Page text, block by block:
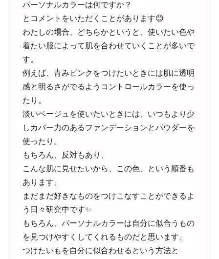
パーソナルカラーは何ですか？
とコメントをいただくことがあります😊
わたしの場合、どちらかというと、使いたい色や
着たい服によって肌を合わせていくことが多いで
す。
例えば、青みピンクをつけたいときには肌に透明
感と明るさがでるようコントロールカラーを使っ
たり。
淡いベージュを使いたいときには、いつもより少
しカバー力のあるファンデーションとパウダーを
使ったり。
もちろん、反対もあり、
こんな肌に見せたいから、この色、という順番も
あります。
まだまだ好きなものをつけこなすことができるよ
う日々研究中です✨
もちろん、パーソナルカラーは自分に似合うもの
を見つけやすくしてくれるものだと思います。
つけたいもを自分に似合わせるという方法と